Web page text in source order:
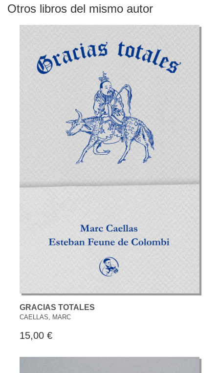
Otros libros del mismo autor
GRACIAS TOTALES
CAELLAS, MARC
15,00 €